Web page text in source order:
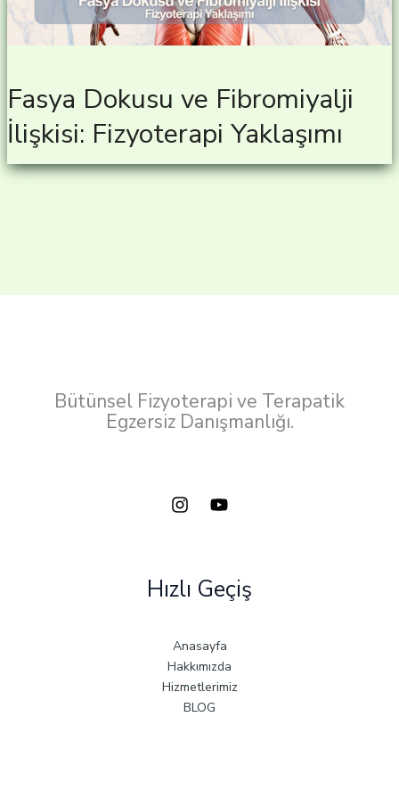
Fasya Dokusu ve Fibromiyalji
İlişkisi: Fizyoterapi Yaklaşımı
Bütünsel Fizyoterapi ve Terapatik
Egzersiz Danışmanlığı.
Hızlı Geçiş
Anasayfa
Hakkımızda
Hizmetlerimiz
BLOG